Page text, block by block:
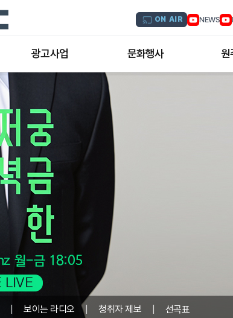
ON AIR NEWS
광고사업
종류와 특성
방송광고의 절차
광고요금
문화행사
디지털트윈 전문인력 양성과정
원
보이는 라디오 | 청취자 제보 선곡표